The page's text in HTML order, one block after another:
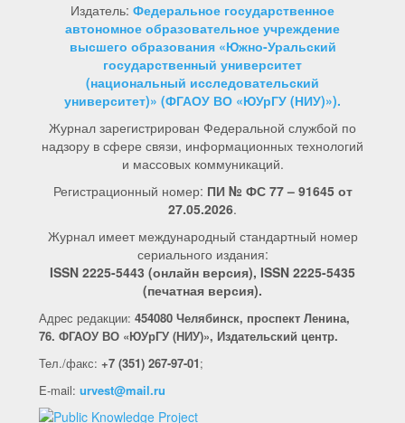
Издатель: Федеральное государственное
автономное образовательное учреждение
высшего образования «Южно-Уральский
государственный университет
(национальный исследовательский
университет)» (ФГАОУ ВО «ЮУрГУ (НИУ)»).
Журнал зарегистрирован Федеральной службой по
надзору в сфере связи, информационных технологий
и массовых коммуникаций.
Регистрационный номер: ПИ № ФС 77 – 91645 от
27.05.2026.
Журнал имеет международный стандартный номер
сериального издания:
ISSN 2225-5443 (онлайн версия), ISSN 2225-5435
(печатная версия).
Адрес редакции: 454080 Челябинск, проспект Ленина,
76. ФГАОУ ВО «ЮУрГУ (НИУ)», Издательский центр.
Тел./факс: +7 (351) 267-97-01;
E-mail: urvest@mail.ru